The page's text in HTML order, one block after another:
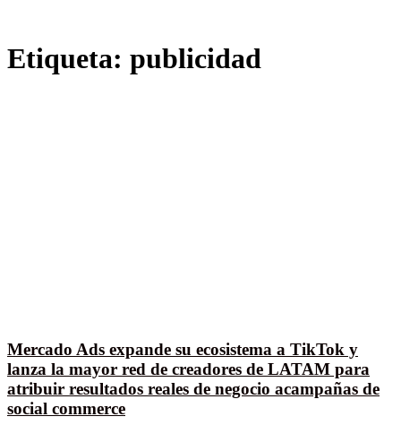
Etiqueta: publicidad
Mercado Ads expande su ecosistema a TikTok y
lanza la mayor red de creadores de LATAM para
atribuir resultados reales de negocio acampañas de
social commerce